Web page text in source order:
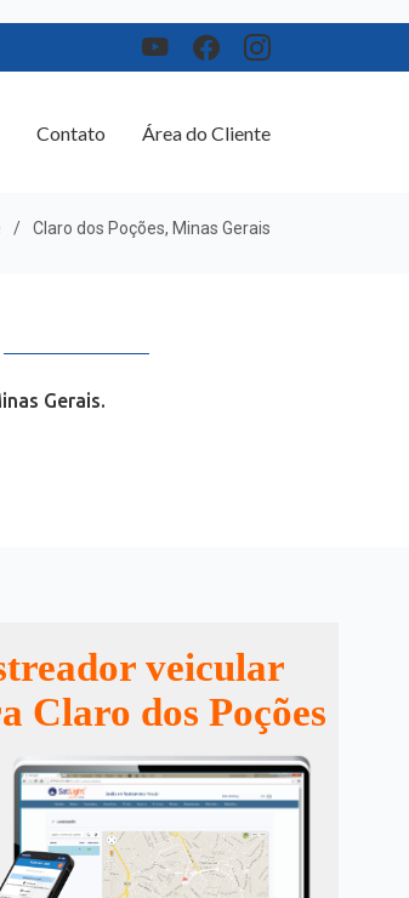
Gerais.
veicular
Claro dos Poções